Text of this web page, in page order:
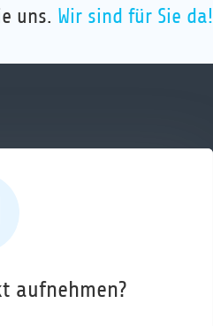
uns. Wir sind für Sie da!
aufnehmen?